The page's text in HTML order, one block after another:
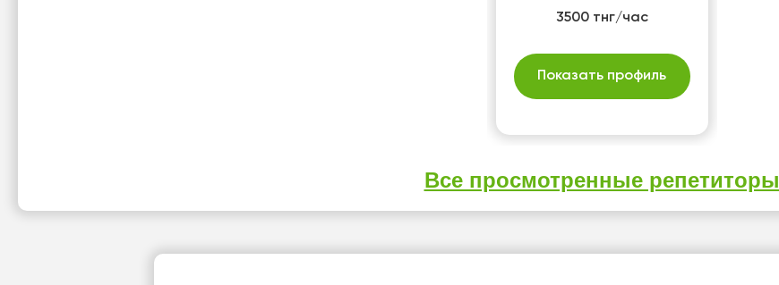
3500 тнг/час
Показать профиль
Все просмотренные репетиторы